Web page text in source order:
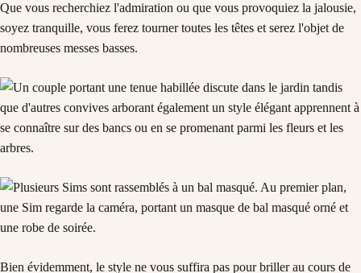
Que vous recherchiez l'admiration ou que vous provoquiez la jalousie,
soyez tranquille, vous ferez tourner toutes les têtes et serez l'objet de
nombreuses messes basses.
Bien évidemment, le style ne vous suffira pas pour briller au cours de